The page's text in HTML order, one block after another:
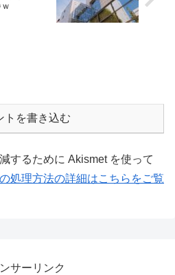
トを書き込む
するために Akismet を使って
処理方法の詳細はこちらをご覧
サーリンク